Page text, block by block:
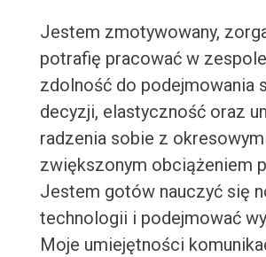
Jestem zmotywowany,
potrafię pracować w
zdolność do podejmowania
decyzji, elastyczność oraz
radzenia sobie z okresowym
zwiększonym obciążeniem
Jestem gotów nauczyć się
technologii i podejmować
Moje umiejętności